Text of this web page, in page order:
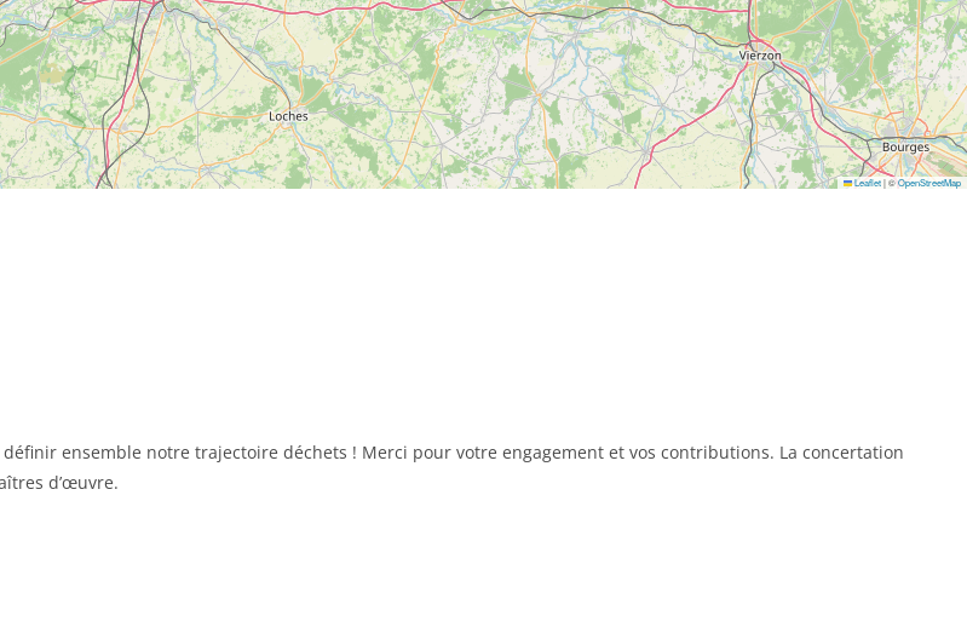
Leaflet|©OpenStreetMap
ensemble notre trajectoire déchets ! Merci pour votre engagement et vos contributions. La concertation
d’œuvre.